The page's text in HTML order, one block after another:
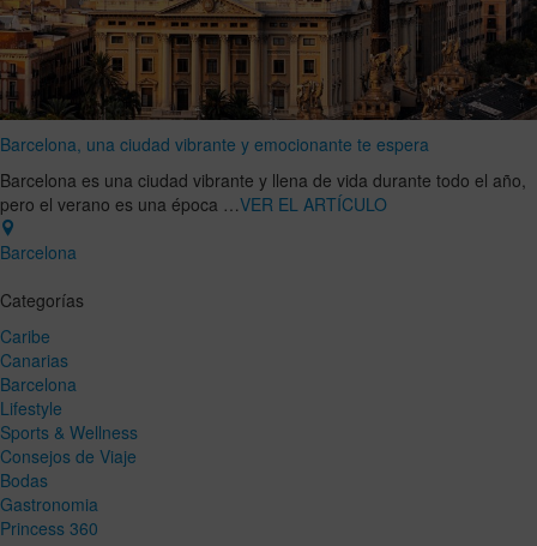
Barcelona, una ciudad vibrante y emocionante te espera
Barcelona es una ciudad vibrante y llena de vida durante todo el año,
pero el verano es una época …VER EL ARTÍCULO
Barcelona
Categorías
Caribe
Canarias
Barcelona
Lifestyle
Sports & Wellness
Consejos de Viaje
Bodas
Gastronomia
Princess 360